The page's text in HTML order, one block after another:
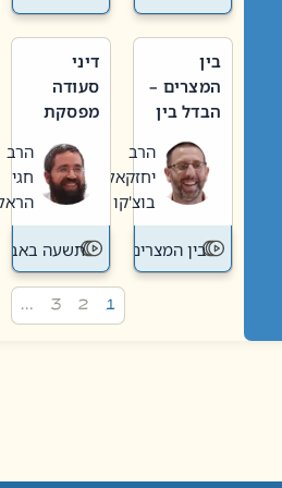
בין
המצרים –
הבדל בין
חדשה
לישנה
הרב
יחזקאל
בוצ'קו
בין המצרים
דיני
סעודה
מפסקת
תשעה
באב
הרב
חגי
הראל
תשעה באב